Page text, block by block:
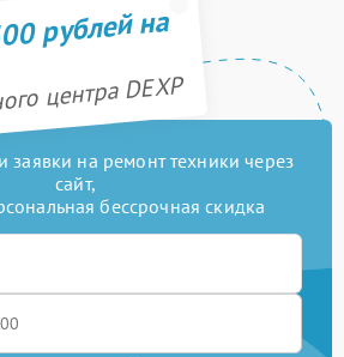
рублей на
центра DEXP
на ремонт техники через
сайт,
бессрочная скидка